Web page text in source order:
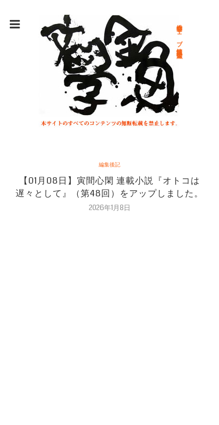
総合文学ウェブ情報誌 文学金魚
編集後記
【01月08日】寅間心閑 連載小説『オトコは
遅々として』（第48回）をアップしました。
2026年1月8日